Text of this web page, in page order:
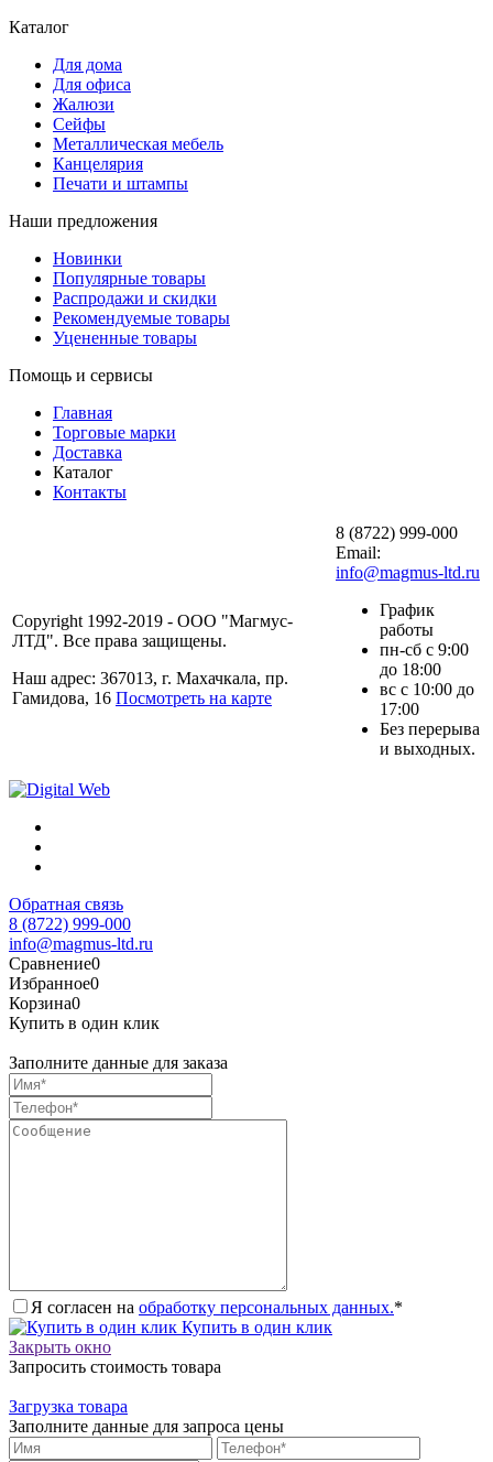
Каталог
Для дома
Для офиса
Жалюзи
Сейфы
Металлическая мебель
Канцелярия
Печати и штампы
Наши предложения
Новинки
Популярные товары
Распродажи и скидки
Рекомендуемые товары
Уцененные товары
Помощь и сервисы
Главная
Торговые марки
Доставка
Каталог
Контакты
Copyright 1992-2019 - ООО "Магмус-
ЛТД". Все права защищены.
Наш адрес: 367013, г. Махачкала, пр.
Гамидова, 16 Посмотреть на карте
8 (8722) 999-000
Email:
info@magmus-ltd.ru
График
работы
пн-сб с 9:00
до 18:00
вс с 10:00 до
17:00
Без перерыва
и выходных.
Обратная связь
8 (8722) 999-000
info@magmus-ltd.ru
Сравнение0
Избранное0
Корзина0
Купить в один клик
Заполните данные для заказа
Я согласен на обработку персональных данных.*
Купить в один клик
Закрыть окно
Запросить стоимость товара
Загрузка товара
Заполните данные для запроса цены